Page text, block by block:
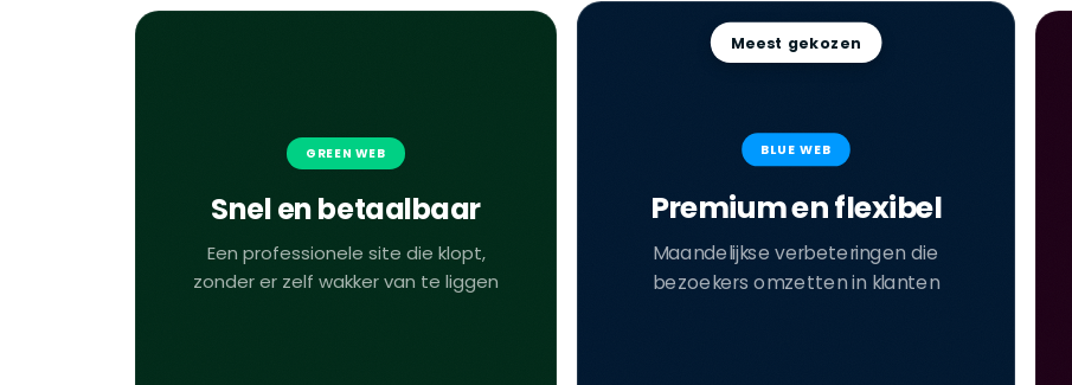
GREEN WEB
Snel en betaalbaar
Een professionele site die klopt,
zonder er zelf wakker van te liggen
Meest gekozen
BLUE WEB
Premium en flexibel
Maandelijkse verbeteringen die
bezoekers omzetten in klanten